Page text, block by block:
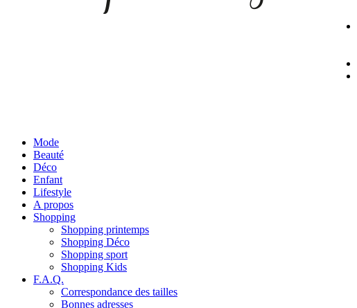
Mode
Beauté
Déco
Enfant
Lifestyle
A propos
Shopping
Shopping printemps
Shopping Déco
Shopping sport
Shopping Kids
F.A.Q.
Correspondance des tailles
Bonnes adresses